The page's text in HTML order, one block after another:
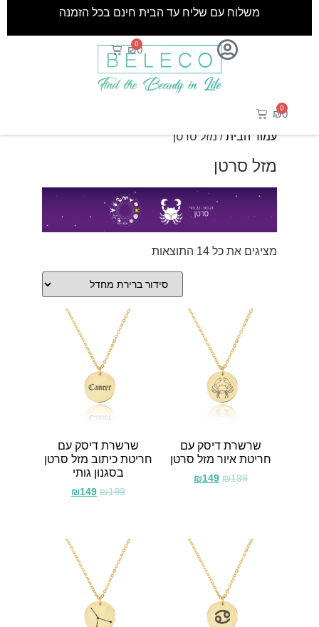
₪0
0
משלוח עם שליח עד הבית חינם בכל הזמנה
₪0
0
עמוד הבית/ מזל סרטן
מזל סרטן
מציגים את כל ⁦14⁩ התוצאות
שרשרת דיסק עם
חריטת איור מזל סרטן
₪199
₪149
שרשרת דיסק עם
חריטת כיתוב מזל סרטן
בסגנון גותי
₪199
₪149